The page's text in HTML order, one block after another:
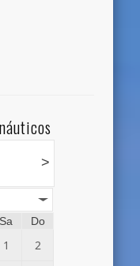
>
Sa Do
1 2